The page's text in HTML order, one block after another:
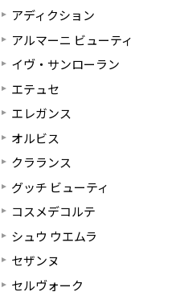
アディクション
アルマーニ ビューティ
イヴ・サンローラン
エテュセ
エレガンス
オルビス
クラランス
グッチ ビューティ
コスメデコルテ
シュウ ウエムラ
セザンヌ
セルヴォーク